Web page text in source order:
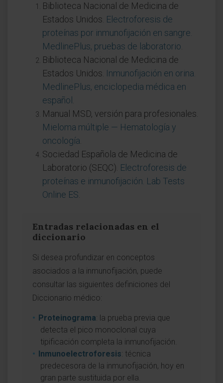
Biblioteca Nacional de Medicina de
Estados Unidos. Electroforesis de
proteínas por inmunofijación en sangre.
MedlinePlus, pruebas de laboratorio
Biblioteca Nacional de Medicina de
Estados Unidos. Inmunofijación en orina.
MedlinePlus, enciclopedia médica en
español
Manual MSD, versión para profesionales.
Mieloma múltiple — Hematología y
oncología
Sociedad Española de Medicina de
Laboratorio (SEQC). Electroforesis de
proteínas e inmunofijación. Lab Tests
Online ES
Entradas relacionadas en el
diccionario
Si desea profundizar en conceptos
asociados a la inmunofijación, puede
consultar las siguientes definiciones del
Diccionario médico:
Proteinograma: la prueba previa que
detecta el pico monoclonal cuya
tipificación completa la inmunofijación.
Inmunoelectroforesis: técnica
predecesora de la inmunofijación, hoy en
gran parte sustituida por ella.